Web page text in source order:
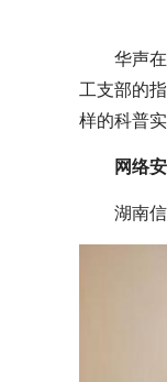
华声
工支部的
样的科普
网络
湖南